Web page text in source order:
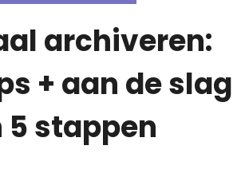
archiveren:
+ aan de slag
5 stappen